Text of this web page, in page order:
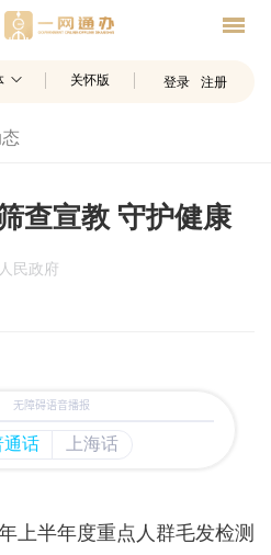
关怀版 登录 注册
查宣教 守护健康
民政府
半年度重点人群毛发检测